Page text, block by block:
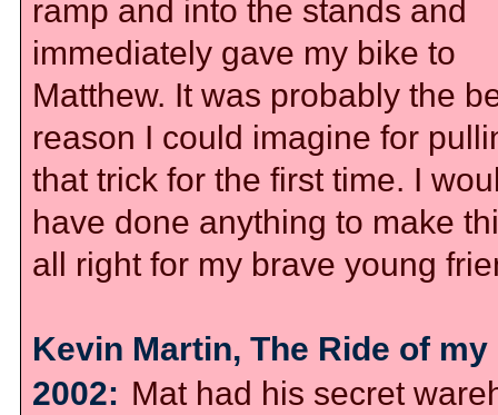
ramp and into the stands and
immediately gave my bike to
Matthew. It was probably the
reason I could imagine for
that trick for the first time. I
have done anything to make
all right for my brave young
Kevin Martin, The Ride of my
2002: Mat had his secret